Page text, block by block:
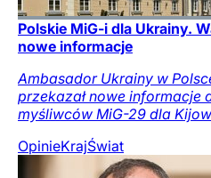
Polskie MiG-i dla Ukrainy.
nowe informacje
Ambasador Ukrainy w
przekazał nowe informacje
myśliwców MiG-29 dla
OpinieKrajŚwiat